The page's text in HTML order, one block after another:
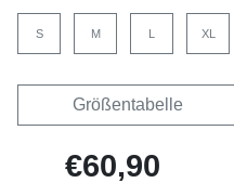
S M L XL
Größentabelle
€60,90